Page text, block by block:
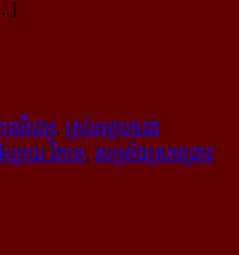
នវីដេអូ, គ្រប់អត្ថបទជា
ប្បាយ វិភាគ, សម្រាំងស្រាវជ្រាវ